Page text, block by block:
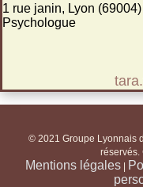
1 rue janin, Lyon (69004)
Psychologue
© 2021 Groupe Lyonnais
réservés.
Mentions légales|